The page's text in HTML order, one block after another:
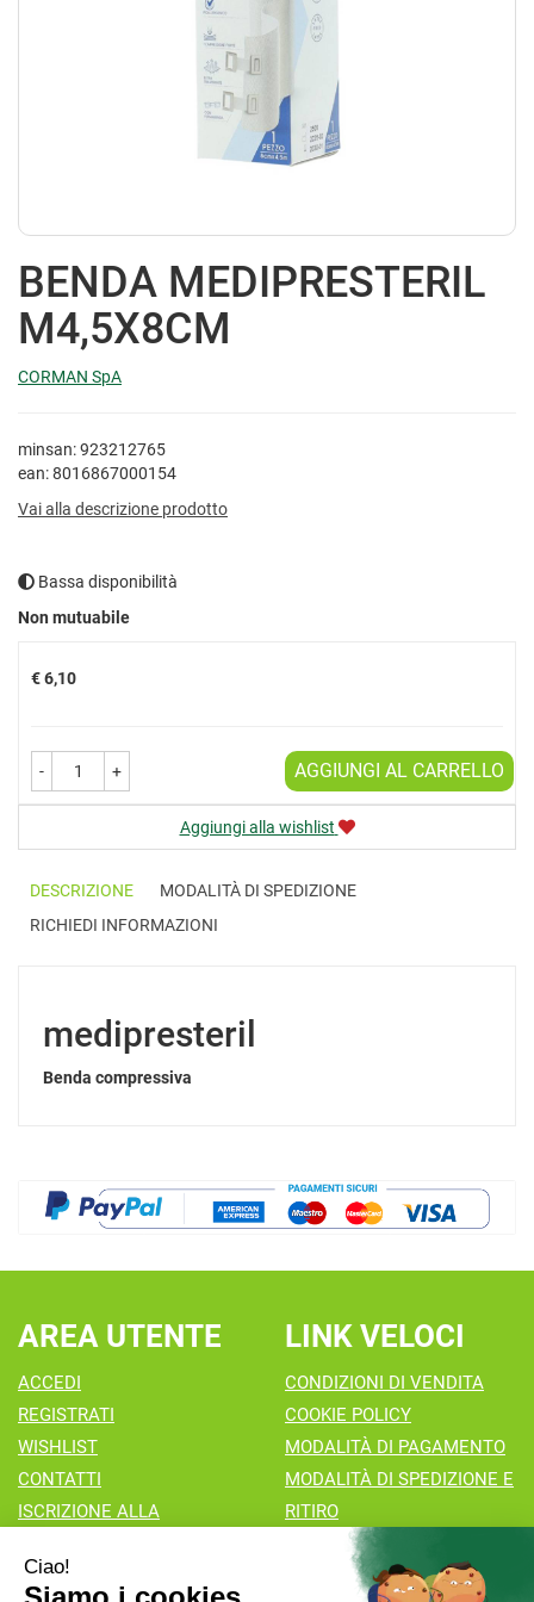
BENDA MEDIPRESTERIL
M4,5X8CM
CORMAN SpA
minsan: 923212765
ean: 8016867000154
Vai alla descrizione prodotto
Bassa disponibilità
Non mutuabile
Prezzo
€ 6,10
- + AGGIUNGI AL CARRELLO
Aggiungi alla wishlist
DESCRIZIONE
MODALITÀ DI SPEDIZIONE
RICHIEDI INFORMAZIONI
medipresteril
Benda compressiva
AREA UTENTE
ACCEDI
REGISTRATI
WISHLIST
CONTATTI
ISCRIZIONE ALLA
LINK VELOCI
CONDIZIONI DI VENDITA
COOKIE POLICY
MODALITÀ DI PAGAMENTO
MODALITÀ DI SPEDIZIONE E
RITIRO